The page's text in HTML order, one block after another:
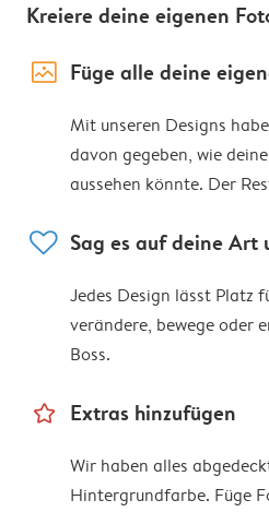
Kreiere deine eigenen
image_placeholder Füge alle deine
Mit unseren Designs
davon gegeben, wie
aussehen könnte. Der
heart Sag es auf deine Art
Jedes Design lässt Platz
verändere, bewege oder
Boss.
star_outline Extras hinzufügen
Wir haben alles
Hintergrundfarbe. Füge